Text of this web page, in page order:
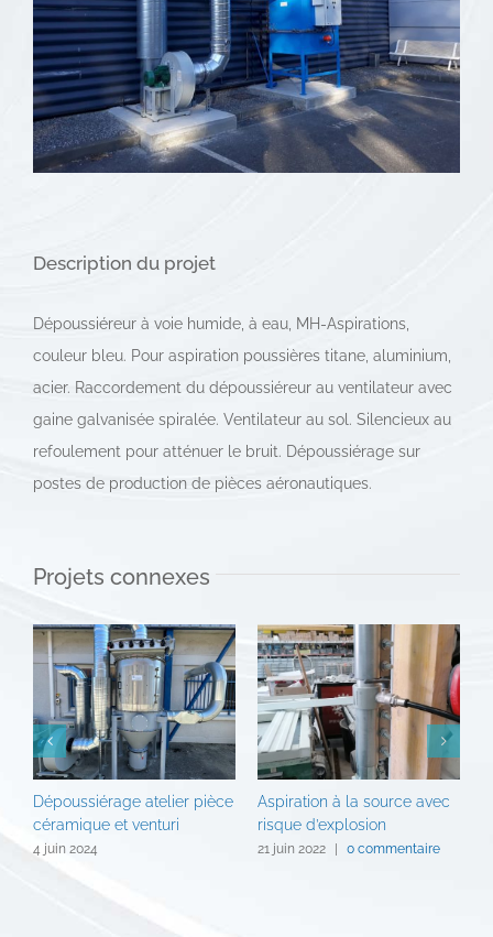
Description du projet
Dépoussiéreur à voie humide, à eau, MH-Aspirations,
couleur bleu. Pour aspiration poussières titane, aluminium,
acier. Raccordement du dépoussiéreur au ventilateur avec
gaine galvanisée spiralée. Ventilateur au sol. Silencieux au
refoulement pour atténuer le bruit. Dépoussiérage sur
postes de production de pièces aéronautiques.
Projets connexes
Dépoussiérage atelier pièce
céramique et venturi
4 juin 2024
Aspiration à la source avec
risque d’explosion
21 juin 2022 | 0 commentaire